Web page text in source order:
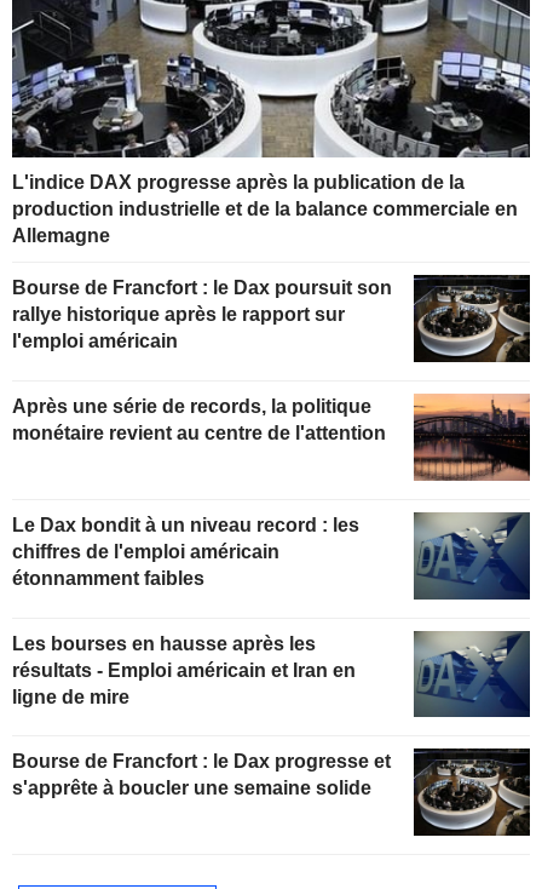
L'indice DAX progresse après la publication de la
production industrielle et de la balance commerciale en
Allemagne
Bourse de Francfort : le Dax poursuit son
rallye historique après le rapport sur
l'emploi américain
Après une série de records, la politique
monétaire revient au centre de l'attention
Le Dax bondit à un niveau record : les
chiffres de l'emploi américain
étonnamment faibles
Les bourses en hausse après les
résultats - Emploi américain et Iran en
ligne de mire
Bourse de Francfort : le Dax progresse et
s'apprête à boucler une semaine solide